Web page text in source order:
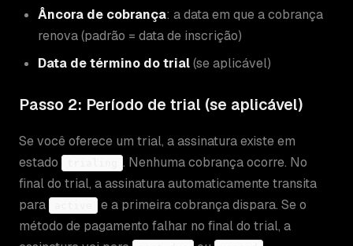
Âncora de cobrança: a data em que a cobrança
renova (padrão = data de inscrição)
Data de término do trial(se aplicável)
Passo 2: Período de trial (se aplicável)
Se você oferece um trial, a assinatura existe em
estado
. Nenhuma cobrança ocorre. No
final do trial, a assinatura automaticamente transita
para
e a primeira cobrança dispara. Se o
método de pagamento falhar no final do trial, a